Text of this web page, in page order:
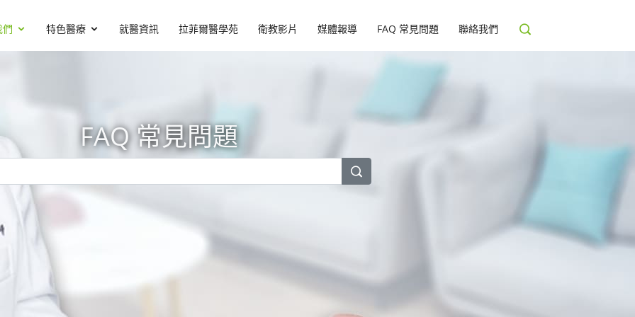
們 特色醫療 就醫資訊 拉菲爾醫學苑 衛教影片 媒體報導 FAQ 常見問題 聯絡我們
FAQ 常見問題